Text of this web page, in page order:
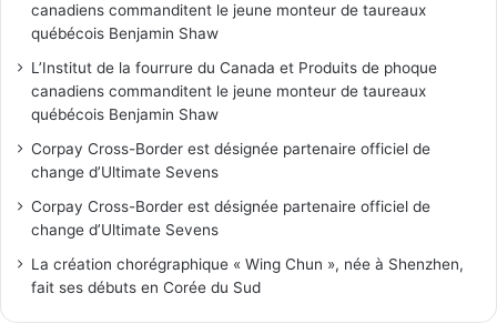
canadiens commanditent le jeune monteur de taureaux
québécois Benjamin Shaw
L’Institut de la fourrure du Canada et Produits de phoque
canadiens commanditent le jeune monteur de taureaux
québécois Benjamin Shaw
Corpay Cross-Border est désignée partenaire officiel de
change d’Ultimate Sevens
Corpay Cross-Border est désignée partenaire officiel de
change d’Ultimate Sevens
La création chorégraphique « Wing Chun », née à Shenzhen,
fait ses débuts en Corée du Sud